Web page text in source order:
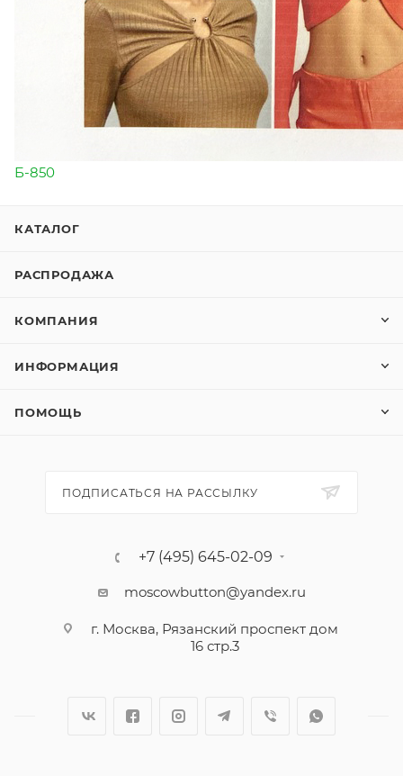
Б-850
КАТАЛОГ
РАСПРОДАЖА
КОМПАНИЯ
ИНФОРМАЦИЯ
ПОМОЩЬ
ПОДПИСАТЬСЯ НА РАССЫЛКУ
+7 (495) 645-02-09
moscowbutton@yandex.ru
г. Москва, Рязанский проспект дом
16 стр.3